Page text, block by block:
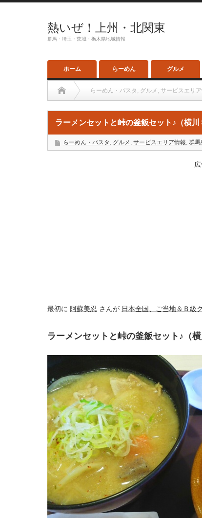
熱いぜ！上州・北関東
群馬・埼玉・茨城・栃木県地域情報
ホーム らーめん グルメ
らーめん・パスタ , グルメ , サービスエリ
ラーメンセットと峠の釜飯セット♪（横川
らーめん・パスタ , グルメ , サービスエリア情報, 群馬
最初に 阿蘇美忍 さんが 日本全国、ご当地＆Ｂ級
ラーメンセットと峠の釜飯セット♪（横